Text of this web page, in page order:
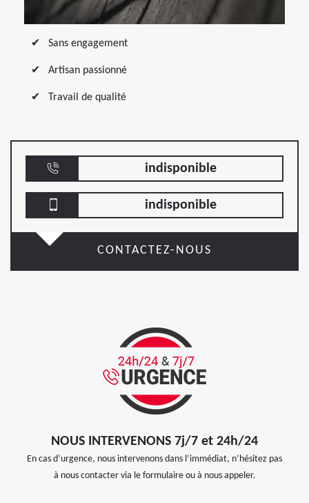
Sans engagement
Artisan passionné
Travail de qualité
indisponible
indisponible
CONTACTEZ-NOUS
NOUS INTERVENONS 7j/7 et 24h/24
En cas d’urgence, nous intervenons dans l’immédiat, n’hésitez pas
à nous contacter via le formulaire ou à nous appeler.